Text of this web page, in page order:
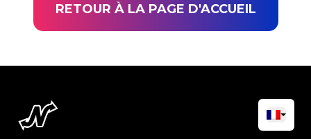
RETOUR À LA PAGE D'ACCUEIL